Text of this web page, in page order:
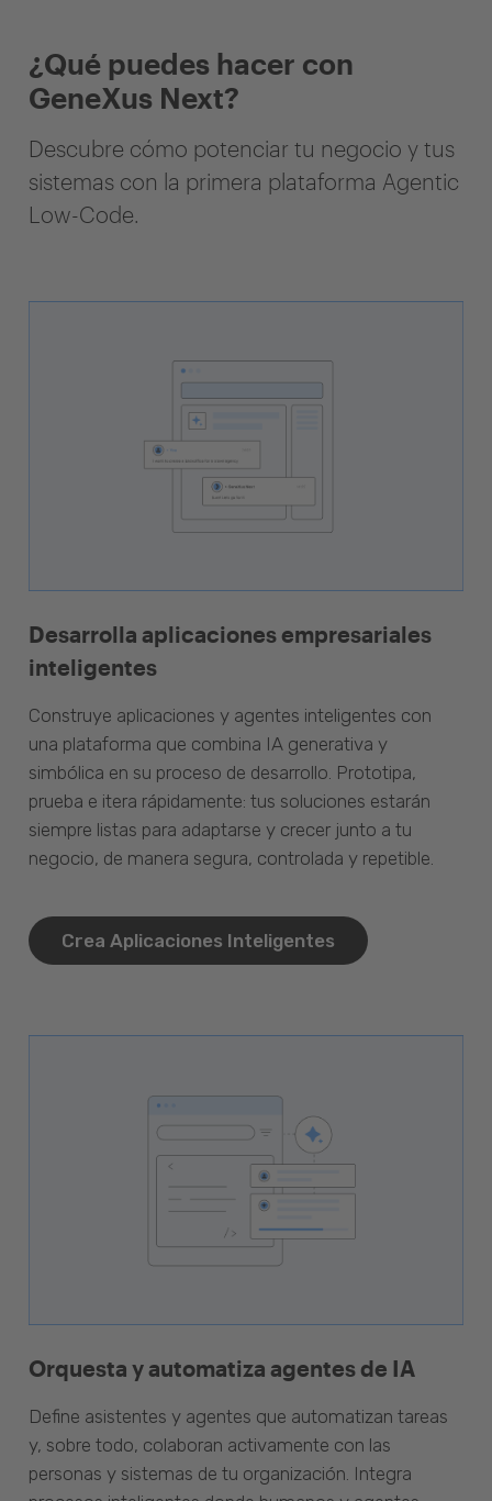
¿Qué puedes hacer con
GeneXus Next?
Descubre cómo potenciar tu negocio y tus
sistemas con la primera plataforma Agentic
Low-Code.
Desarrolla aplicaciones empresariales
inteligentes
Construye aplicaciones y agentes inteligentes con
una plataforma que combina IA generativa y
simbólica en su proceso de desarrollo. Prototipa,
prueba e itera rápidamente: tus soluciones estarán
siempre listas para adaptarse y crecer junto a tu
negocio, de manera segura, controlada y repetible.
Crea Aplicaciones Inteligentes
Orquesta y automatiza agentes de IA
Define asistentes y agentes que automatizan tareas
y, sobre todo, colaboran activamente con las
personas y sistemas de tu organización. Integra